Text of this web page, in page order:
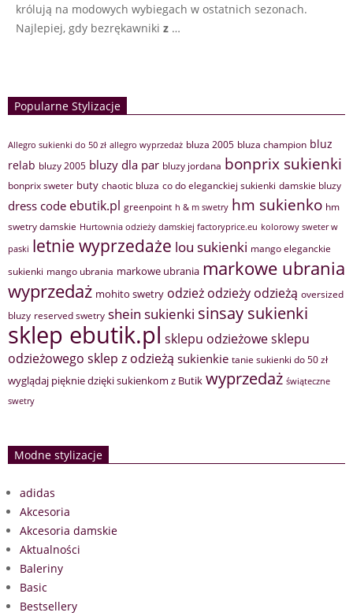
królują na modowych wybiegach w ostatnich sezonach.
Najlepiej, gdy bezrękawniki z …
Popularne Stylizacje
Allegro sukienki do 50 zł allegro wyprzedaż bluza 2005 bluza champion bluz
relab bluzy 2005 bluzy dla par bluzy jordana bonprix sukienki
bonprix sweter buty chaotic bluza co do eleganckiej sukienki damskie bluzy
dress code ebutik.pl greenpoint h & m swetry hm sukienko hm
swetry damskie Hurtownia odzieży damskiej factoryprice.eu kolorowy sweter w
paski letnie wyprzedaże lou sukienki mango eleganckie
sukienki mango ubrania markowe ubrania markowe ubrania
wyprzedaż mohito swetry odzież odzieży odzieżą oversized
bluzy reserved swetry shein sukienki sinsay sukienki
sklep ebutik.pl sklepu odzieżowesklepu
odzieżowego sklep z odzieżą sukienkie tanie sukienki do 50 zł
wyglądaj pięknie dzięki sukienkom z Butik wyprzedaż świąteczne
swetry
Modne stylizacje
adidas
Akcesoria
Akcesoria damskie
Aktualności
Baleriny
Basic
Bestsellery